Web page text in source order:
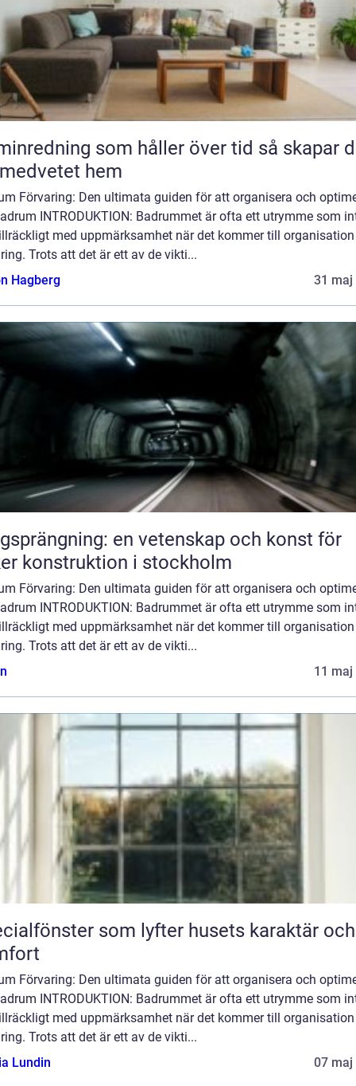
som håller över tid så skapar du
hem
Förvaring: Den ultimata guiden för att organisera och
INTRODUKTION: Badrummet är ofta ett utrymme som
med uppmärksamhet när det kommer till
Trots att det är ett av de vikti...
Hagberg
31 maj
en vetenskap och konst för
konstruktion i stockholm
Förvaring: Den ultimata guiden för att organisera och
INTRODUKTION: Badrummet är ofta ett utrymme som
med uppmärksamhet när det kommer till
Trots att det är ett av de vikti...
11 maj
som lyfter husets karaktär och
Förvaring: Den ultimata guiden för att organisera och
INTRODUKTION: Badrummet är ofta ett utrymme som
med uppmärksamhet när det kommer till
Trots att det är ett av de vikti...
Lundin
07 maj